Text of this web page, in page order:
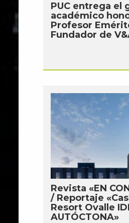
PUC entrega el
académico
Profesor
Fundador de
Revista «EN
/ Reportaje
Resort Ovalle
AUTÓCTONA»